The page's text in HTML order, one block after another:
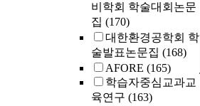
비학회 학술대회논문
집 (170)
대한환경공학회 학
술발표논문집 (168)
AFORE (165)
학습자중심교과교
육연구 (163)